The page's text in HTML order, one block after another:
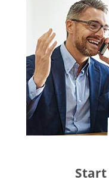
Start